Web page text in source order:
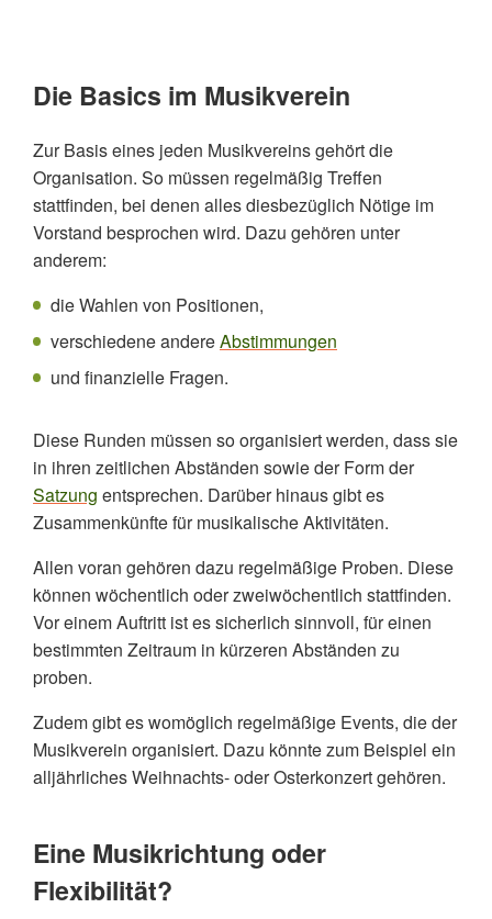
Die Basics im Musikverein
Zur Basis eines jeden Musikvereins gehört die
Organisation. So müssen regelmäßig Treffen
stattfinden, bei denen alles diesbezüglich Nötige im
Vorstand besprochen wird. Dazu gehören unter
anderem:
die Wahlen von Positionen,
verschiedene andereAbstimmungen
und finanzielle Fragen.
Diese Runden müssen so organisiert werden, dass sie
in ihren zeitlichen Abständen sowie der Form der
Satzung entsprechen. Darüber hinaus gibt es
Zusammenkünfte für musikalische Aktivitäten.
Allen voran gehören dazu regelmäßige Proben. Diese
können wöchentlich oder zweiwöchentlich stattfinden.
Vor einem Auftritt ist es sicherlich sinnvoll, für einen
bestimmten Zeitraum in kürzeren Abständen zu
proben.
Zudem gibt es womöglich regelmäßige Events, die der
Musikverein organisiert. Dazu könnte zum Beispiel ein
alljährliches Weihnachts- oder Osterkonzert gehören.
Eine Musikrichtung oder
Flexibilität?